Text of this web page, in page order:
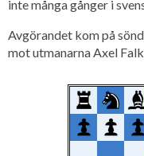
inte många gånger i
Avgörandet kom på
mot utmanarna Axel